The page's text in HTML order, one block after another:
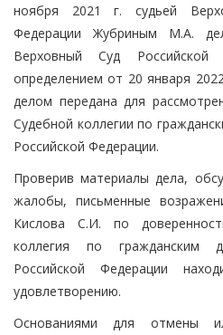
ноября 2021 г. судьей
Федерации Жубриным М.А.
Верховный Суд
определением от 20 января
делом передана для
Судебной коллегии по
Российской Федерации.
Проверив материалы дела,
жалобы, письменные
Кислова С.И. по
коллегия по гражданским
Российской Федерации
удовлетворению.
Основаниями для отмены